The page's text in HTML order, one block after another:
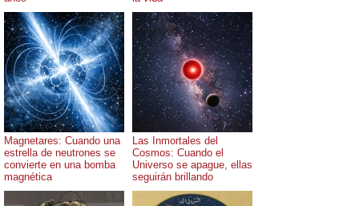
Magnetares: Cuando una
estrella de neutrones se
convierte en una bomba
magnética
Las Inmortales del
Cosmos: Cuando el
Universo se apague, ellas
seguirán brillando